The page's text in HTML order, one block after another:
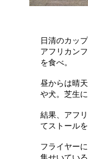
日清のカッ
アフリカン
を食べ。
昼からは晴
や犬。芝生
結果、アフ
てストール
フライヤー